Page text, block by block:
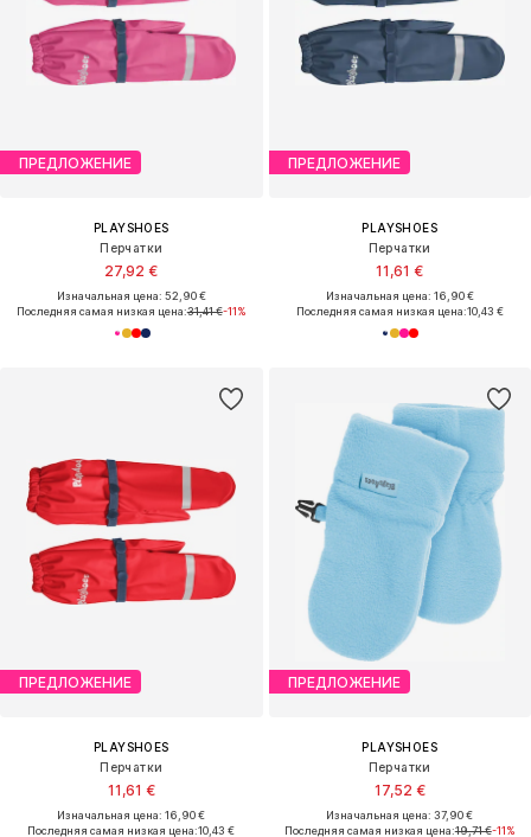
ПРЕДЛОЖЕНИЕ
PLAYSHOES
Перчатки
27,92 €
Изначальная цена: 52,90 €
Последняя самая низкая цена:31,41 €-11%
ПРЕДЛОЖЕНИЕ
PLAYSHOES
Перчатки
11,61 €
Изначальная цена: 16,90 €
Последняя самая низкая цена:10,43 €
ПРЕДЛОЖЕНИЕ
PLAYSHOES
Перчатки
11,61 €
Изначальная цена: 16,90 €
Последняя самая низкая цена:10,43 €
ПРЕДЛОЖЕНИЕ
PLAYSHOES
Перчатки
17,52 €
Изначальная цена: 37,90 €
Последняя самая низкая цена:19,71 €-11%